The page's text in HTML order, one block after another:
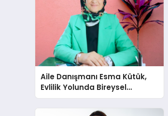
Aile Danışmanı Esma Kütük,
Evlilik Yolunda Bireysel
Farkındalığın ve Sınırların
Gücünü Anlatıyor